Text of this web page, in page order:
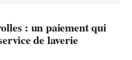
: un paiement qui
de laverie